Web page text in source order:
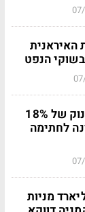
האיראנית
הנפט
ברנט סביב 82 דולר אחרי זינוק של 18%
לחתימה
מניות